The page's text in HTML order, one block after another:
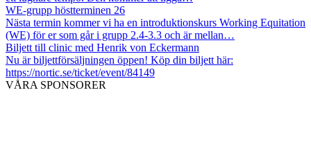
WE-grupp höstterminen 26
Nästa termin kommer vi ha en introduktionskurs Working Equitation
(WE) för er som går i grupp 2.4-3.3 och är mellan…
Biljett till clinic med Henrik von Eckermann
Nu är biljettförsäljningen öppen! Köp din biljett här:
https://nortic.se/ticket/event/84149
VÅRA SPONSORER